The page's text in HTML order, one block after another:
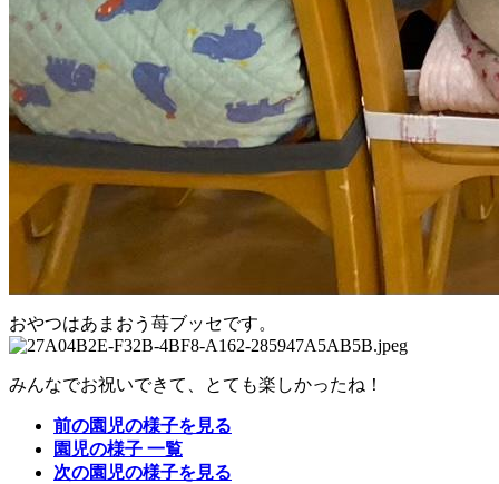
おやつはあまおう苺ブッセです。
みんなでお祝いできて、とても楽しかったね！
前の園児の様子を見る
園児の様子 一覧
次の園児の様子を見る